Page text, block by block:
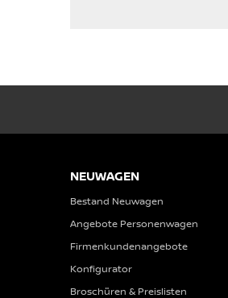
NEUWAGEN
Bestand Neuwagen
Angebote Personenwagen
Firmenkundenangebote
Konfigurator
Broschüren & Preislisten